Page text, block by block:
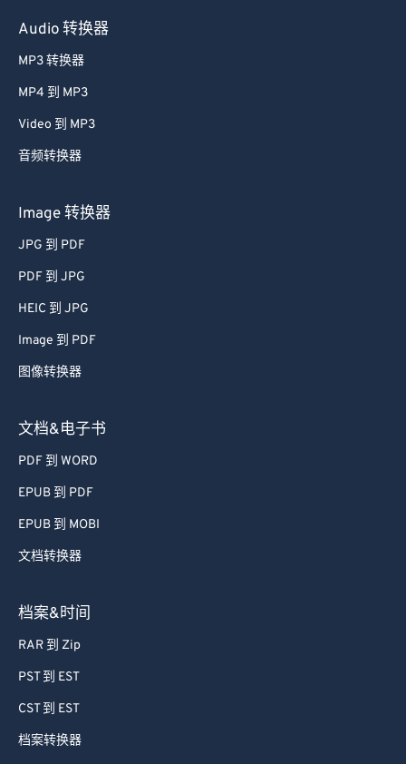
Audio 转换器
MP3 转换器
MP4 到 MP3
Video 到 MP3
音频转换器
Image 转换器
JPG 到 PDF
PDF 到 JPG
HEIC 到 JPG
Image 到 PDF
图像转换器
文档&电子书
PDF 到 WORD
EPUB 到 PDF
EPUB 到 MOBI
文档转换器
档案&时间
RAR 到 Zip
PST 到 EST
CST 到 EST
档案转换器